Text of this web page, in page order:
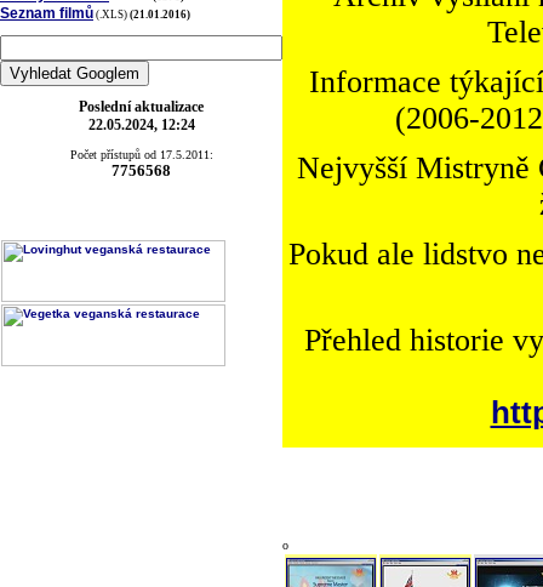
Seznam filmů (.XLS) (21.01.2016)
Poslední aktualizace
22.05.2024, 12:24
Počet přístupů od 17.5.2011:
7756568
Informace
(2006-
Nejvyšší Mistryně
Pokud ale lidstvo
Přehled historie
o